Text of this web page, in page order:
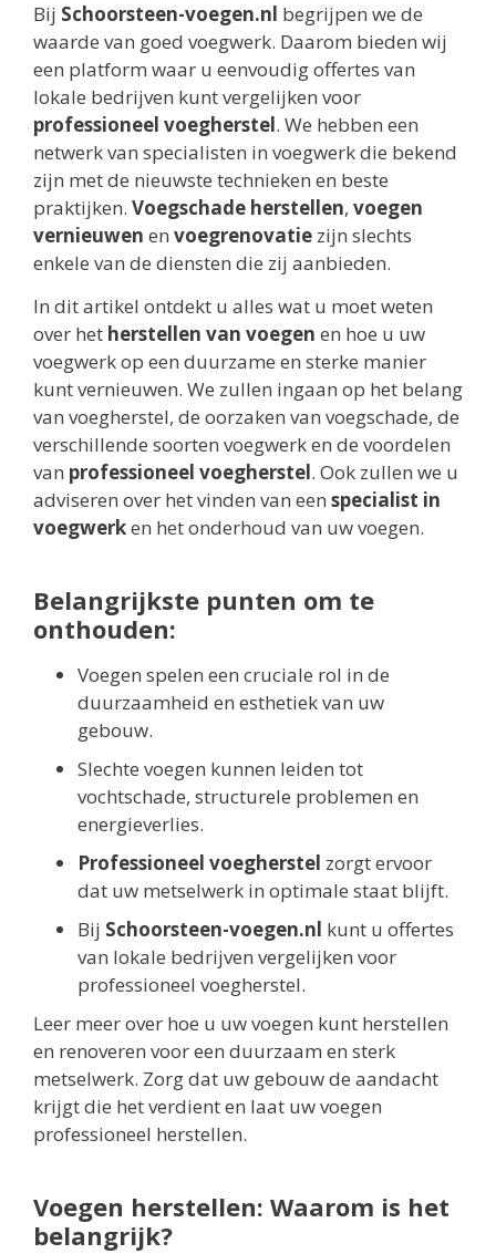
Bij Schoorsteen-voegen.nl begrijpen we de
waarde van goed voegwerk. Daarom bieden wij
een platform waar u eenvoudig offertes van
lokale bedrijven kunt vergelijken voor
professioneel voegherstel. We hebben een
netwerk van specialisten in voegwerk die bekend
zijn met de nieuwste technieken en beste
praktijken. Voegschade herstellen, voegen
vernieuwen en voegrenovatie zijn slechts
enkele van de diensten die zij aanbieden.
In dit artikel ontdekt u alles wat u moet weten
over het herstellen van voegen en hoe u uw
voegwerk op een duurzame en sterke manier
kunt vernieuwen. We zullen ingaan op het belang
van voegherstel, de oorzaken van voegschade, de
verschillende soorten voegwerk en de voordelen
van professioneel voegherstel. Ook zullen we u
adviseren over het vinden van een specialist in
voegwerken het onderhoud van uw voegen.
Belangrijkste punten om te
onthouden:
Voegen spelen een cruciale rol in de
duurzaamheid en esthetiek van uw
gebouw.
Slechte voegen kunnen leiden tot
vochtschade, structurele problemen en
energieverlies.
Professioneel voegherstel zorgt ervoor
dat uw metselwerk in optimale staat blijft.
Bij Schoorsteen-voegen.nl kunt u offertes
van lokale bedrijven vergelijken voor
professioneel voegherstel.
Leer meer over hoe u uw voegen kunt herstellen
en renoveren voor een duurzaam en sterk
metselwerk. Zorg dat uw gebouw de aandacht
krijgt die het verdient en laat uw voegen
professioneel herstellen.
Voegen herstellen: Waarom is het
belangrijk?